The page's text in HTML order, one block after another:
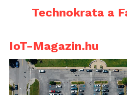
Technokrata a
IoT-Magazin.hu